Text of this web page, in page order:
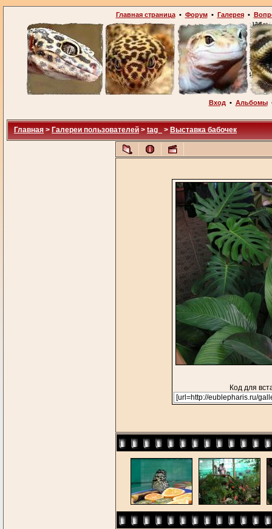
Главная страница• Форум• Галерея•
Вход • Альбомы
Главная > Галереи пользователей > tag_ > Выставка бабочек
Код для